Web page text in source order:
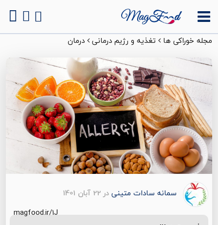
مجله خوراکی ها تغذیه و رژیم درمانی درمان
سمانه سادات متینیدر 22 آبان 1401
magfood.ir/1J